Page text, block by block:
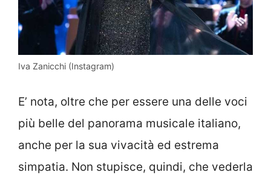
Iva Zanicchi (Instagram)
E’ nota, oltre che per essere una delle voci
più belle del panorama musicale italiano,
anche per la sua vivacità ed estrema
simpatia. Non stupisce, quindi, che vederla